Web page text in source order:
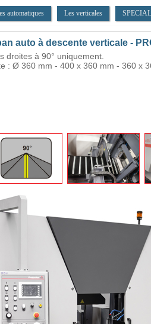
automatiques Les verticales
auto à descente verticale -
droites à 90° uniquement.
: Ø 360 mm - 400 x 360 mm - 360 x